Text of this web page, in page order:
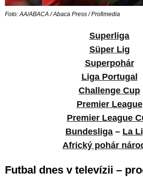
Foto: AA/ABACA / Abaca Press / Profimedia
Superliga
Süper Lig
Superpohár
Liga Portugal
Challenge Cup
Premier League
Premier League
Bundesliga – La
Africký pohár
Futbal dnes v televízii –